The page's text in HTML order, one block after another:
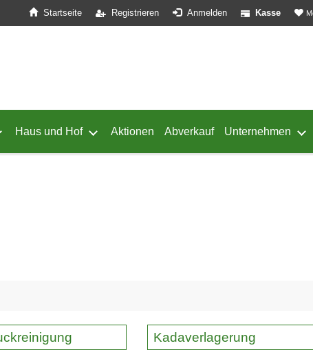
Startseite Registrieren Anmelden Kasse
Geflügel öffnenvon Schafe öffnen
Haus und Hof Untermenü von Haus und Hof öffnen
Aktionen Abverkauf Unternehmen
Kadaverlagerung